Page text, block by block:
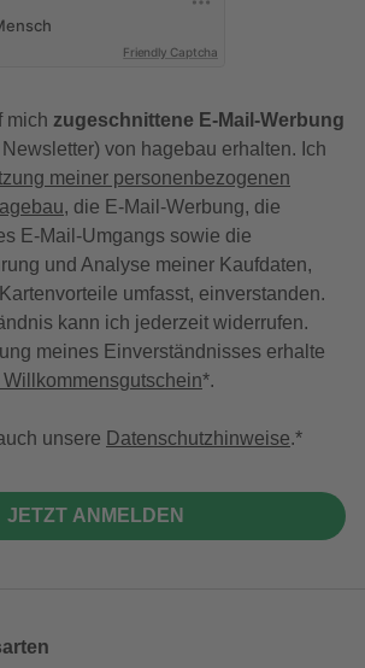
Friendly Captcha
mich zugeschnittene E-Mail-Werbung
von hagebau erhalten. Ich
meiner personenbezogenen
, die E-Mail-Werbung, die
E-Mail-Umgangs sowie die
und Analyse meiner Kaufdaten,
umfasst, einverstanden.
kann ich jederzeit widerrufen.
meines Einverständnisses erhalte
Willkommensgutschein*.
unsere Datenschutzhinweise.
JETZT ANMELDEN